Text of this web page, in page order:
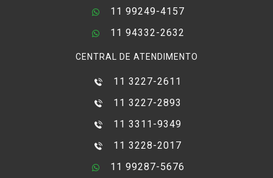
11 99249-4157
11 94332-2632
CENTRAL DE ATENDIMENTO
11 3227-2611
11 3227-2893
11 3311-9349
11 3228-2017
11 99287-5676